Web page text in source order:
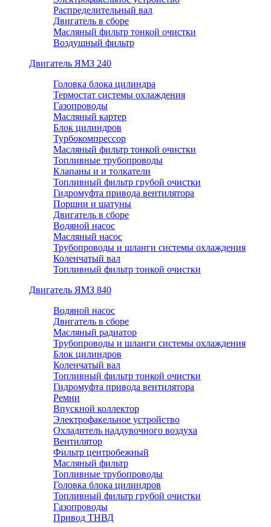
Распределительный вал
Двигатель в сборе
Масляный фильтр тонкой очистки
Воздушный фильтр
Двигатель ЯМЗ 240
Головка блока цилиндра
Термостат системы охлаждения
Газопроводы
Масляный картер
Блок цилиндров
Турбокомпрессор
Масляный фильтр тонкой очистки
Топливные трубопроводы
Клапаны и и толкатели
Топливный фильтр грубой очистки
Гидромуфта привода вентилятора
Поршни и шатуны
Двигатель в сборе
Водяной насос
Масляный насос
Трубопроводы и шланги системы охлаждения
Коленчатый вал
Топливный фильтр тонкой очистки
Двигатель ЯМЗ 840
Водяной насос
Двигатель в сборе
Масляный радиатор
Трубопроводы и шланги системы охлаждения
Блок цилиндров
Коленчатый вал
Топливный фильтр тонкой очистки
Гидромуфта привода вентилятора
Ремни
Впускной коллектор
Электрофакельное устройство
Охладитель наддувочного воздуха
Вентилятор
Фильтр центробежный
Масляный фильтр
Топливные трубопроводы
Головка блока цилиндров
Топливный фильтр грубой очистки
Газопроводы
Привод ТНВД